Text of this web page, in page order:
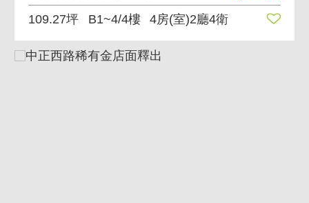
109.27坪 B1~4/4樓 4房(室)2廳4衛